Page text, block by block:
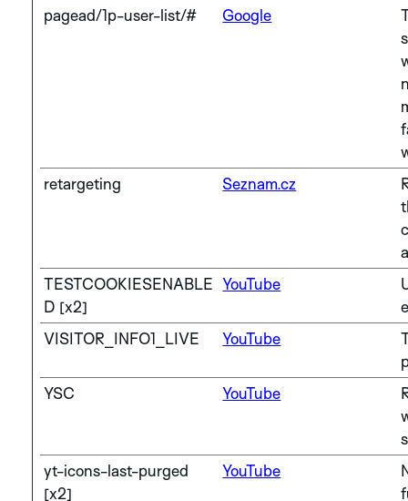
pagead/1p-user-list/#
Google
retargeting
Seznam.cz
TESTCOOKIESENABLE
D [x2]
YouTube
VISITOR_INFO1_LIVE
YouTube
YSC
YouTube
yt-icons-last-purged
[x2]
YouTube